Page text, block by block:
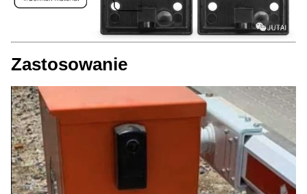
Zastosowanie